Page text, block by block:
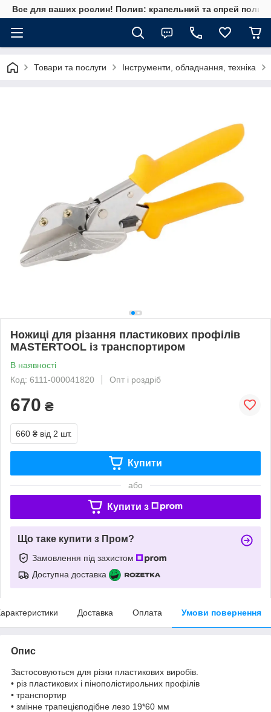
Все для ваших рослин! Полив: крапельний та спрей полив,
Товари та послуги Інструменти, обладнання, техніка
Ножиці для різання пластикових профілів
MASTERTOOL із транспортиром
В наявності
Код: 6111-000041820
Опт і роздріб
670 ₴
660 ₴ від 2 шт.
Купити
або
Купити з
Що таке купити з Пром?
Замовлення під захистом
Доступна доставка
Доставка Оплата Умови повернення
Опис
Застосовуються для різки пластикових виробів.
• різ пластикових і пінополістирольних профілів
• транспортир
• змінне трапецієподібне лезо 19*60 мм